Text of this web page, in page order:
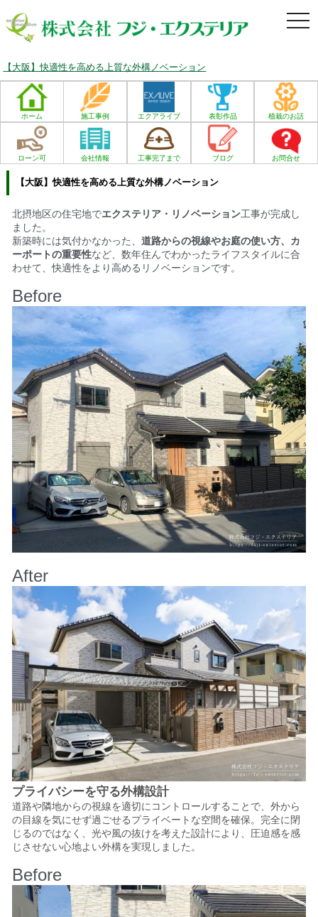
【大阪】快適性を高める上質な外構ノベーション
ホーム 施工事例 エクアライブ 表彰作品 植栽のお話
ローン可 会社情報 工事完了まで ブログ お問合せ
【大阪】快適性を高める上質な外構ノベーション
北摂地区の住宅地でエクステリア・リノベーション工事が完成し
ました。
新築時には気付かなかった、道路からの視線やお庭の使い方、カ
ーポートの重要性など、数年住んでわかったライフスタイルに合
わせて、快適性をより高めるリノベーションです。
Before
After
プライバシーを守る外構設計
道路や隣地からの視線を適切にコントロールすることで、外から
の目線を気にせず過ごせるプライベートな空間を確保。 完全に閉
じるのではなく、光や風の抜けを考えた設計により、圧迫感を感
じさせない心地よい外構を実現しました。
Before